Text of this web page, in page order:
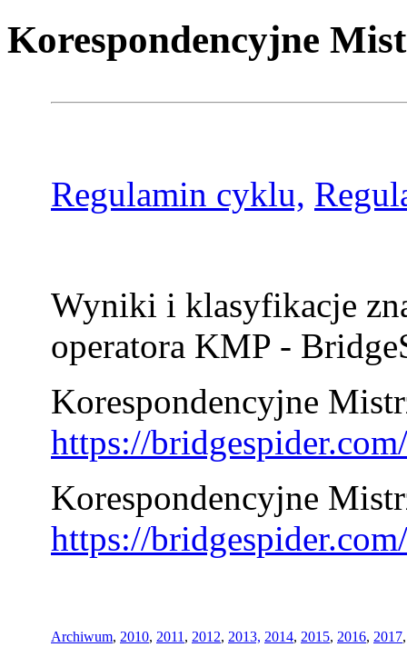
Korespondencyjne
Regulamin cyklu,
Wyniki i klasyfikacje
operatora KMP -
Korespondencyjne
https://
Korespondencyjne
https://
Archiwum, 2010, 2011 , 2012, 2013, 2014, 2015, 2016, 2017